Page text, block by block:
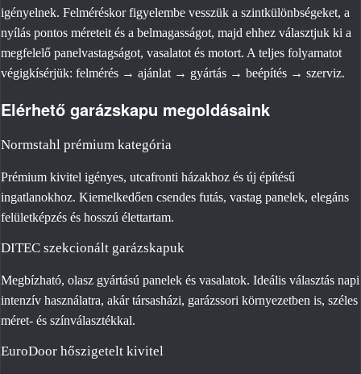
igényelnek. Felméréskor figyelembe vesszük a szintkülönbségeket, a
nyílás pontos méreteit és a belmagasságot, majd ehhez választjuk ki a
megfelelő panelvastagságot, vasalatot és motort. A teljes folyamatot
végigkísérjük: felmérés → ajánlat → gyártás → beépítés → szerviz.
Elérhető garázskapu megoldásaink
Normstahl prémium kategória
Prémium kivitel igényes, utcafronti házakhoz és új építésű
ingatlanokhoz. Kiemelkedően csendes futás, vastag panelek, elegáns
felületképzés és hosszú élettartam.
DITEC szekcionált garázskapuk
Megbízható, olasz gyártású panelek és vasalatok. Ideális választás napi
intenzív használatra, akár társasházi, garázssori környezetben is, széles
méret- és színválasztékkal.
EuroDoor hőszigetelt kivitel